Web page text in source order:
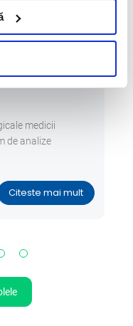
medicii
de analize
Citeste mai mult